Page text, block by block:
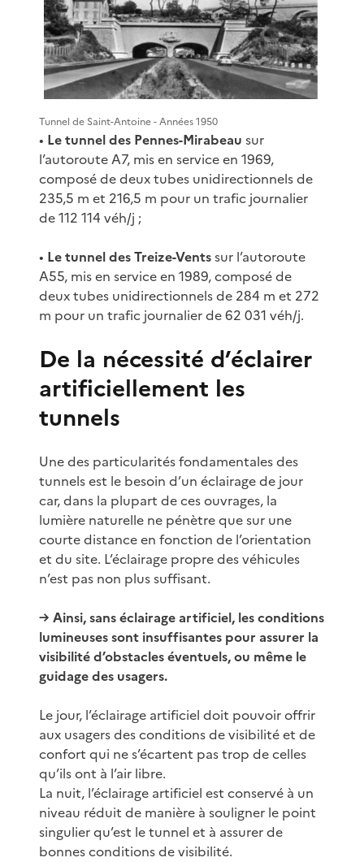
Tunnel de Saint-Antoine - Années 1950
• Le tunnel des Pennes-Mirabeau sur
l’autoroute A7, mis en service en 1969,
composé de deux tubes unidirectionnels de
235,5 m et 216,5 m pour un trafic journalier
de 112 114 véh/j ;
• Le tunnel des Treize-Ventssur l’autoroute
A55, mis en service en 1989, composé de
deux tubes unidirectionnels de 284 m et 272
m pour un trafic journalier de 62 031 véh/j.
De la nécessité d’éclairer
artificiellement les
tunnels
Une des particularités fondamentales des
tunnels est le besoin d’un éclairage de jour
car, dans la plupart de ces ouvrages, la
lumière naturelle ne pénètre que sur une
courte distance en fonction de l’orientation
et du site. L’éclairage propre des véhicules
n’est pas non plus suffisant.
→ Ainsi, sans éclairage artificiel, les conditions
lumineuses sont insuffisantes pour assurer la
visibilité d’obstacles éventuels, ou même le
guidage des usagers.
Le jour, l’éclairage artificiel doit pouvoir offrir
aux usagers des conditions de visibilité et de
confort qui ne s’écartent pas trop de celles
qu’ils ont à l’air libre.
La nuit, l’éclairage artificiel est conservé à un
niveau réduit de manière à souligner le point
singulier qu’est le tunnel et à assurer de
bonnes conditions de visibilité.